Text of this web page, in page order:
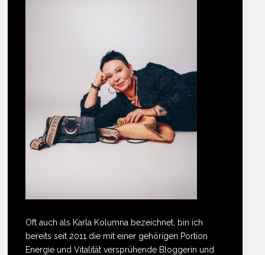
Oft auch als Karla Kolumna bezeichnet, bin ich
bereits seit 2011 die mit einer gehörigen Portion
Energie und Vitalität versprühende Bloggerin und